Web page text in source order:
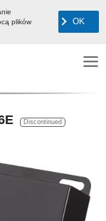
plików
OK
Discontinued